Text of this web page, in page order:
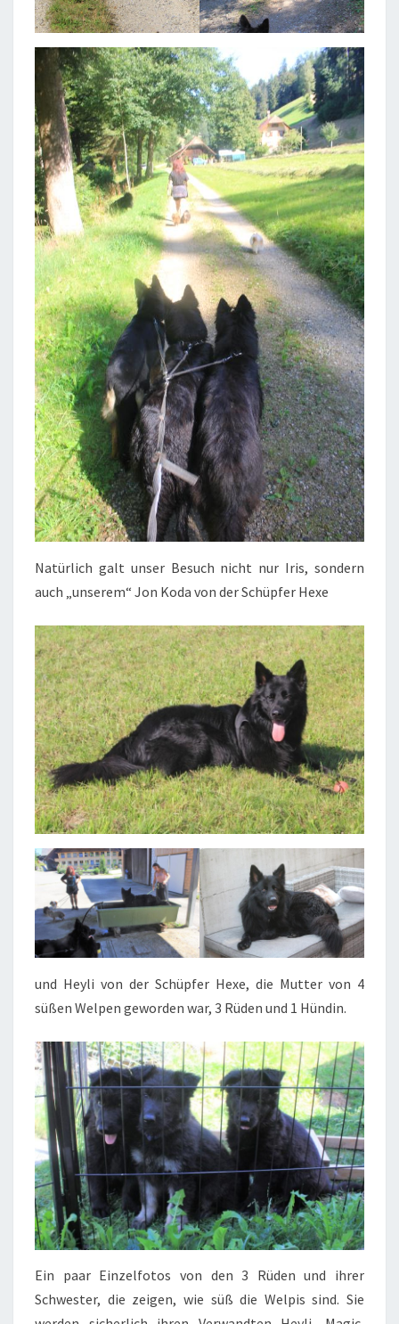
Natürlich galt unser Besuch nicht nur Iris, sondern
auch „unserem“ Jon Koda von der Schüpfer Hexe
und Heyli von der Schüpfer Hexe, die Mutter von 4
süßen Welpen geworden war, 3 Rüden und 1 Hündin.
Ein paar Einzelfotos von den 3 Rüden und ihrer
Schwester, die zeigen, wie süß die Welpis sind. Sie